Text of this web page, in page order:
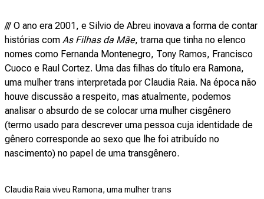
/// O ano era 2001, e Silvio de Abreu inovava a forma de contar
histórias com As Filhas da Mãe, trama que tinha no elenco
nomes como Fernanda Montenegro, Tony Ramos, Francisco
Cuoco e Raul Cortez. Uma das filhas do título era Ramona,
uma mulher trans interpretada por Claudia Raia. Na época não
houve discussão a respeito, mas atualmente, podemos
analisar o absurdo de se colocar uma mulher cisgênero
(termo usado para descrever uma pessoa cuja identidade de
gênero corresponde ao sexo que lhe foi atribuído no
nascimento) no papel de uma transgênero.
Claudia Raia viveu Ramona, uma mulher trans